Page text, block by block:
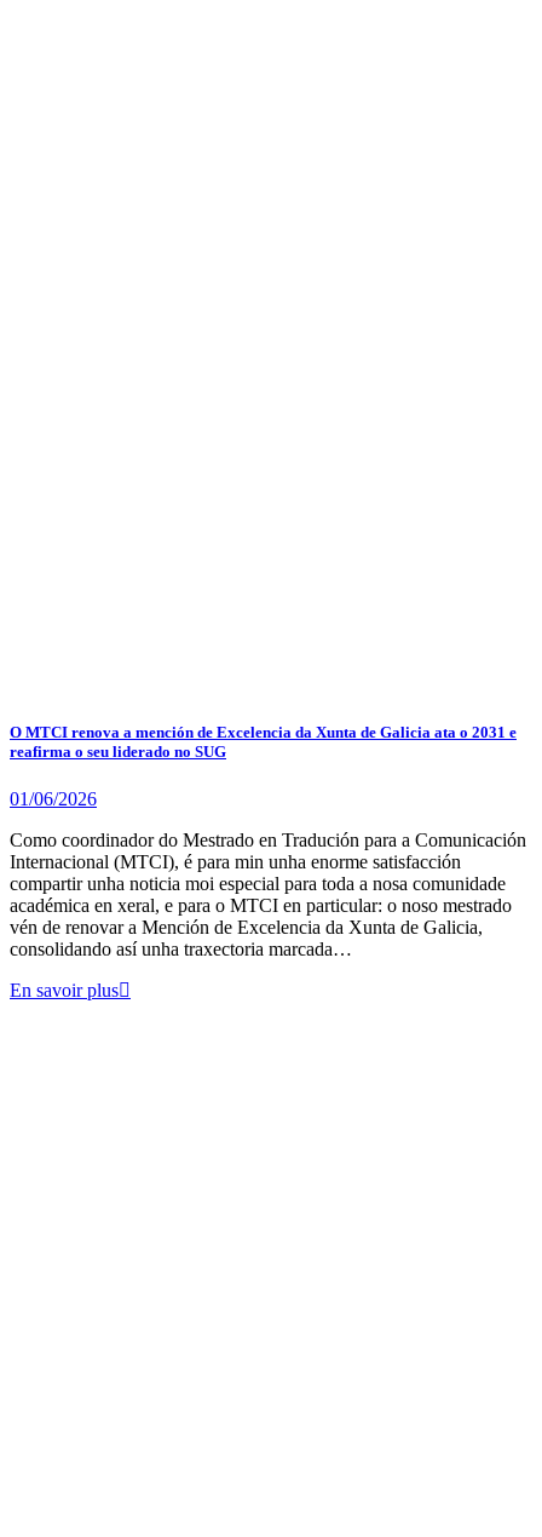
O MTCI renova a mención de Excelencia da Xunta de Galicia ata o 2031 e
reafirma o seu liderado no SUG
01/06/2026
Como coordinador do Mestrado en Tradución para a Comunicación
Internacional (MTCI), é para min unha enorme satisfacción
compartir unha noticia moi especial para toda a nosa comunidade
académica en xeral, e para o MTCI en particular: o noso mestrado
vén de renovar a Mención de Excelencia da Xunta de Galicia,
consolidando así unha traxectoria marcada…
En savoir plus